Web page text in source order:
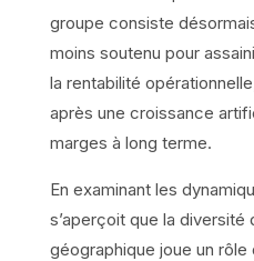
groupe consiste
moins soutenu pour
la rentabilité
après une croissance
marges à long terme.
En examinant les
s’aperçoit que la diversité
géographique joue un rôle